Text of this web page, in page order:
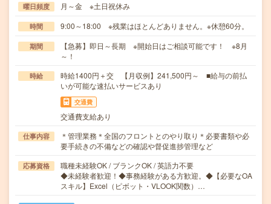
曜日頻度 月～金 ※土日祝休み
時間 9:00～18:00 ※残業はほとんどありません。※休憩60分。
期間
【急募】即日～長期 ※開始日はご相談可能です！ ※8月
～！
時給
時給1400円＋交 【月収例】241,500円～ ■給与の前払
いが可能な速払いサービスあり
交通費
交通費支給あり
仕事内容
＊管理業務＊全国のフロントとのやり取り＊必要書類や必
要手続きの不備などの確認や督促進捗管理など
応募資格
職種未経験OK / ブランクOK / 英語力不要
◆未経験者歓迎！◆事務経験がある方歓迎。◆【必要なOA
スキル】Excel（ピボット・VLOOK関数）…